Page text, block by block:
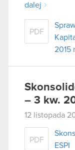
dalej
PDF
2015
– 3 kw.
12 listopada
PDF
ESPI